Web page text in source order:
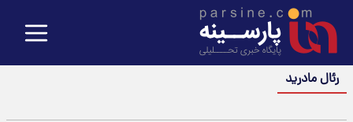
رئال مادرید